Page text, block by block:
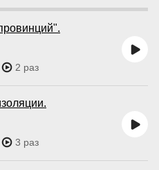
2 раз
3 раз